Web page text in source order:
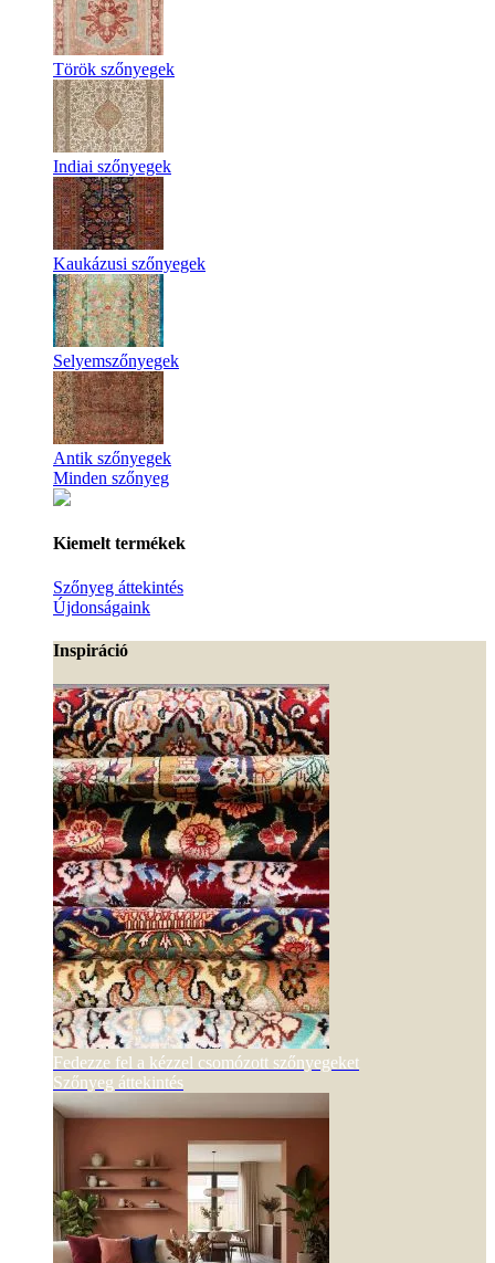
Török szőnyegek
Indiai szőnyegek
Kaukázusi szőnyegek
Selyemszőnyegek
Antik szőnyegek
Minden szőnyeg
Kiemelt termékek
Szőnyeg áttekintés
Újdonságaink
Inspiráció
Fedezze fel a kézzel csomózott szőnyegeket
Szőnyeg áttekintés